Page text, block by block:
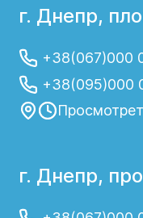
г. Днепр,
+38(067)000
+38(095)000
г. Днепр,